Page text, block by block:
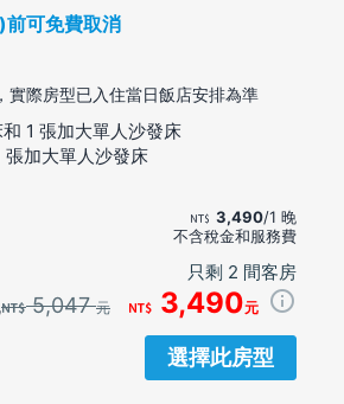
可免費取消
實際房型已入住當日飯店安排為準
1 張加大單人沙發床
張加大單人沙發床
3,490/1 晚
不含稅金和服務費
只剩 2 間客房
5,047元 3,490元
選擇此房型